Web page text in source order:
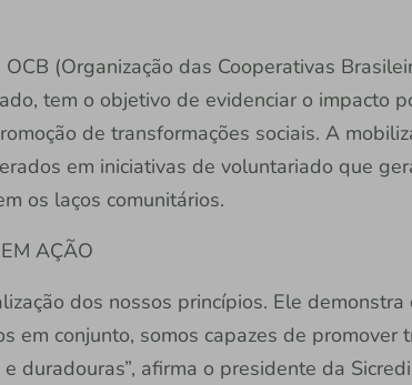
(Organização das Cooperativas
tem o objetivo de evidenciar o impacto
de transformações sociais. A
em iniciativas de voluntariado que
os laços comunitários.
AÇÃO
dos nossos princípios. Ele demonstra
em conjunto, somos capazes de promover
duradouras”, afirma o presidente da